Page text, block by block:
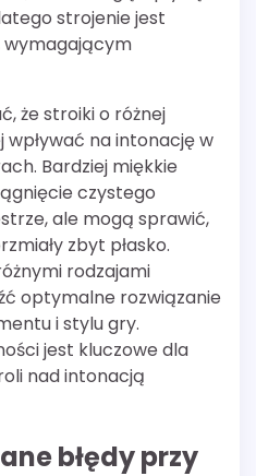
strojenie jest
że stroiki o różnej
na intonację w
Bardziej miękkie
czystego
ale mogą sprawić,
zbyt płasko.
rodzajami
optymalne rozwiązanie
i stylu gry.
jest kluczowe dla
nad intonacją
błędy przy